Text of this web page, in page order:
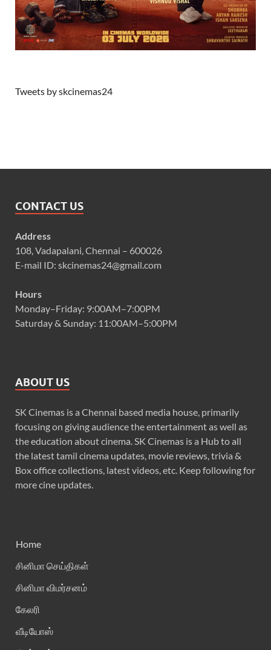
Tweets by skcinemas24
CONTACT US
Address
108, Vadapalani, Chennai – 600026
E-mail ID: skcinemas24@gmail.com
Hours
Monday–Friday: 9:00AM–7:00PM
Saturday & Sunday: 11:00AM–5:00PM
ABOUT US
SK Cinemas is a Chennai based media house, primarily
focusing on giving audience the entertainment as well as
the education about cinema. SK Cinemas is a Hub to all
the latest tamil cinema updates, movie reviews, trivia &
Box office collections, latest videos, etc. Keep following for
more cine updates.
Home
சினிமா செய்திகள்
சினிமா விமர்சனம்
கேலரி
வீடியோஸ்